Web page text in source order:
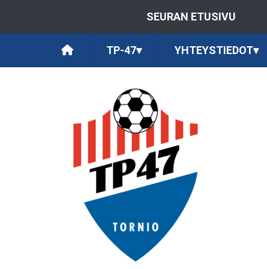
SEURAN ETUSIVU
TP-47▾ YHTEYSTIEDOT▾